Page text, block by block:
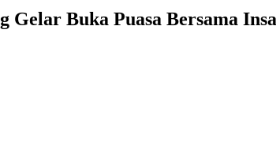
Buka Puasa Bersama